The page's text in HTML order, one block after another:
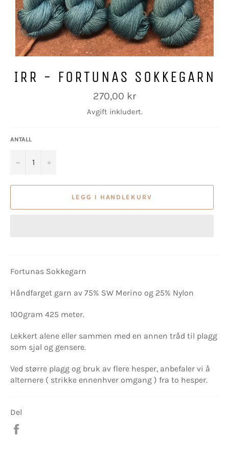
IRR - FORTUNAS SOKKEGARN
Vanlig
pris
270,00 kr
Avgift inkludert.
ANTALL
− +
LEGG I HANDLEKURV
Fortunas Sokkegarn
Håndfarget garn av 75% SW Merino og 25% Nylon
100gram 425 meter.
Lekkert alene eller sammen med en annen tråd til plagg
som sjal og gensere.
Ved større plagg og bruk av flere hesper, anbefaler vi å
alternere ( strikke ennenhver omgang ) fra to hesper.
Del